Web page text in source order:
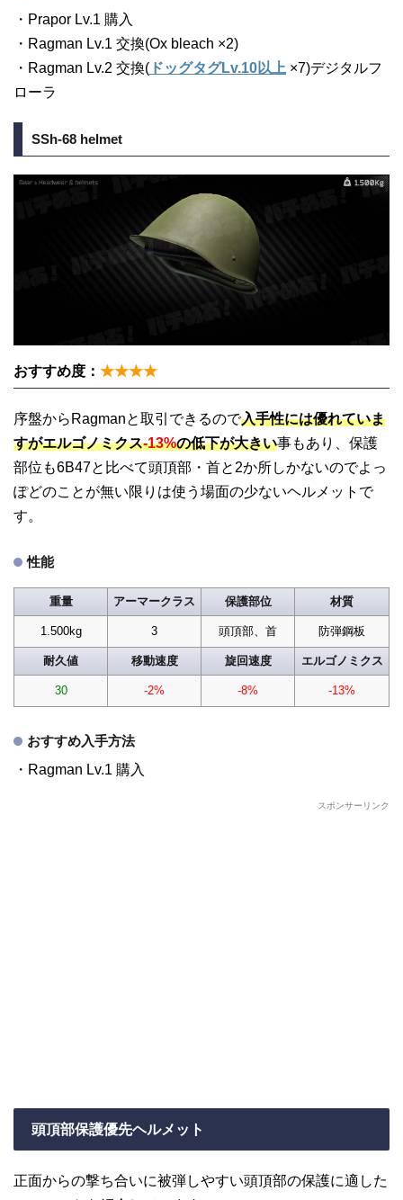
・Prapor Lv.1 購入
・Ragman Lv.1 交換(Ox bleach ×2)
・Ragman Lv.2 交換( ドッグタグLv.10以上 ×7)デジタルフ
ローラ
SSh-68 helmet
おすすめ度： ★★★★
序盤からRagmanと取引できるので入手性には優れていま
すがエルゴノミクス-13%の低下が大きい事もあり、保護
部位も6B47と比べて頭頂部・首と2か所しかないのでよっ
ぽどのことが無い限りは使う場面の少ないヘルメットで
す。
性能
重量 アーマークラス 保護部位 材質
1.500kg 3 頭頂部、首 防弾鋼板
耐久値 移動速度 旋回速度 エルゴノミクス
30 -2% -8% -13%
おすすめ入手方法
・Ragman Lv.1 購入
スポンサーリンク
頭頂部保護優先ヘルメット
正面からの撃ち合いに被弾しやすい頭頂部の保護に適した